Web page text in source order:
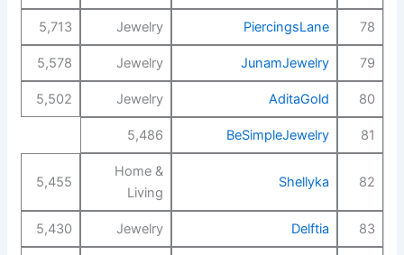
78
PiercingsLane
Jewelry
5,713
79
JunamJewelry
Jewelry
5,578
80
AditaGold
Jewelry
5,502
81
BeSimpleJewelry
5,486
82
Shellyka
Home &
Living
5,455
83
Delftia
Jewelry
5,430